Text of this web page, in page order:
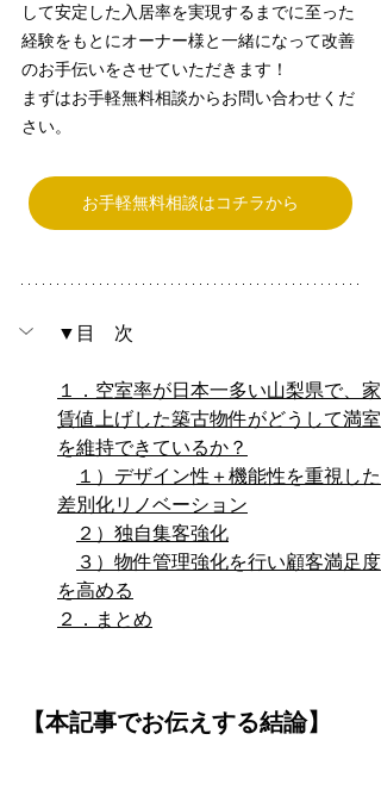
して安定した入居率を実現するまでに至った
経験をもとにオーナー様と一緒になって改善
のお手伝いをさせていただきます！
まずはお手軽無料相談からお問い合わせくだ
さい。
お手軽無料相談はコチラから
▼目　次
１．空室率が日本一多い山梨県で、家
賃値上げした築古物件がどうして満室
を維持できているか？
１）デザイン性＋機能性を重視した
差別化リノベーション
２）独自集客強化
３）物件管理強化を行い顧客満足度
を高める
２．まとめ
【本記事でお伝えする結論】